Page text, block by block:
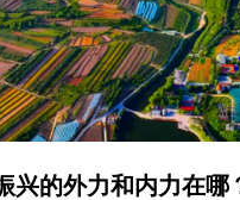
的外力和内力在哪